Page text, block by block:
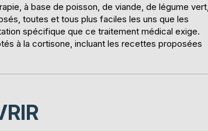
à base de poisson, de viande, de légume
toutes et tous plus faciles les uns que les
spécifique que ce traitement médical exige.
à la cortisone, incluant les recettes proposées